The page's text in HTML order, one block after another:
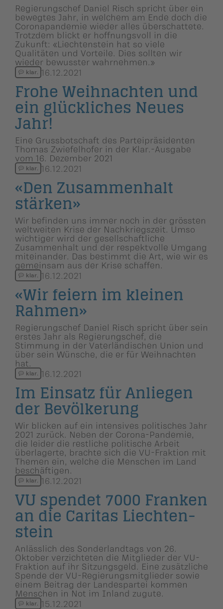
Regierungschef Daniel Risch spricht über ein
bewegtes Jahr, in welchem am Ende doch die
Coronapandemie wieder alles überschattete.
Trotzdem blickt er hoffnungsvoll in die
Zukunft: «Liechtenstein hat so viele
Qualitäten und Vorteile. Dies sollten wir
wieder bewusster wahrnehmen.»
klar. 16.12.2021
Frohe Weihnachten und
ein glückliches Neues
Jahr!
Eine Grussbotschaft des Parteipräsidenten
Thomas Zwiefelhofer in der Klar.-Ausgabe
vom 16. Dezember 2021
klar. 16.12.2021
«Den Zusammen­halt
stärken»
Wir befinden uns immer noch in der grössten
weltweiten Krise der Nachkriegszeit. Umso
wichtiger wird der gesellschaftliche
Zusammenhalt und der respektvolle Umgang
miteinander. Das bestimmt die Art, wie wir es
gemeinsam aus der Krise schaffen.
klar. 16.12.2021
«Wir feiern im kleinen
Rahmen»
Regierungschef Daniel Risch spricht über sein
erstes Jahr als Regierungschef, die
Stimmung in der Vaterländischen Union und
über sein Wünsche, die er für Weihnachten
hat.
klar. 16.12.2021
Im Einsatz für Anliegen
der Bevölkerung
Wir blicken auf ein intensives politisches Jahr
2021 zurück. Neben der Corona-Pandemie,
die leider die restliche politische Arbeit
überlagerte, brachte sich die VU-Fraktion mit
Themen ein, welche die Menschen im Land
beschäftigen.
klar. 16.12.2021
VU spendet 7000 Franken
an die Caritas Liechten­
stein
Anlässlich des Sonderlandtags von 26.
Oktober verzichteten die Mitglieder der VU-
Fraktion auf ihr Sitzungsgeld. Eine zusätzliche
Spende der VU-Regierungsmitglieder sowie
einem Beitrag der Landespartei kommen
Menschen in Not im Inland zugute.
klar. 15.12.2021